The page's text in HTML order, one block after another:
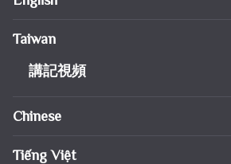
Taiwan
講記視頻
Chinese
Tiếng Việt